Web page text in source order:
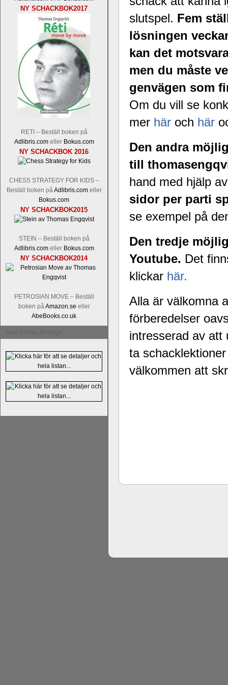
NY SCHACKBOK2017
RETI – Beställ boken på
Adlibris.comeller Bokus.com
NY SCHACKBOK 2016
CHESS STRATEGY FOR KIDS –
Beställ boken påAdlibris.comeller
Bokus.com
NY SCHACKBOK2015
STEIN – Beställ boken på
Adlibris.comeller Bokus.com
NY SCHACKBOK2014
PETROSIAN MOVE – Beställ
boken påAmazon.se eller
AbeBooks.co.uk
En av världens genom tiderna
Tata Steel-turneringenshemsida
uppnått allt som kan uppnås som
varit med om som schackspelare
tacksamma och nöjda över alla de
Alingsås Schacksällskap fyller
parturnering i Alingsås 4-5 maj.
slutspel. Fem
lösningen
kan det
men du måste
genvägen som
Om du vill se
mer här och här
Den andra
till
hand med hjälp av
sidor per parti
se exempel på
Den tredje
Youtube. Det
klickar här.
Alla är välkomna
förberedelser
intresserad av att
ta
välkommen att